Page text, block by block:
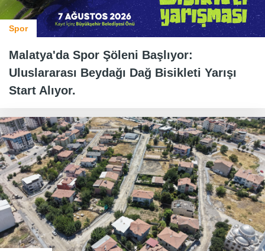
Spor
Malatya'da Spor Şöleni Başlıyor:
Uluslararası Beydağı Dağ Bisikleti Yarışı
Start Alıyor.